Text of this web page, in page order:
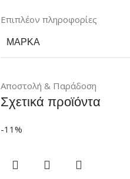
Επιπλέον πληροφορίες
ΜΆΡΚΑ
Αποστολή & Παράδοση
Σχετικά προϊόντα
-11%